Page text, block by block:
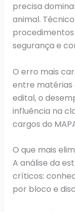
precisa
animal.
segurança e
O erro mais
entre matérias
edital, o
influência na
cargos do
O que mais
A análise da
críticos:
por bloco e